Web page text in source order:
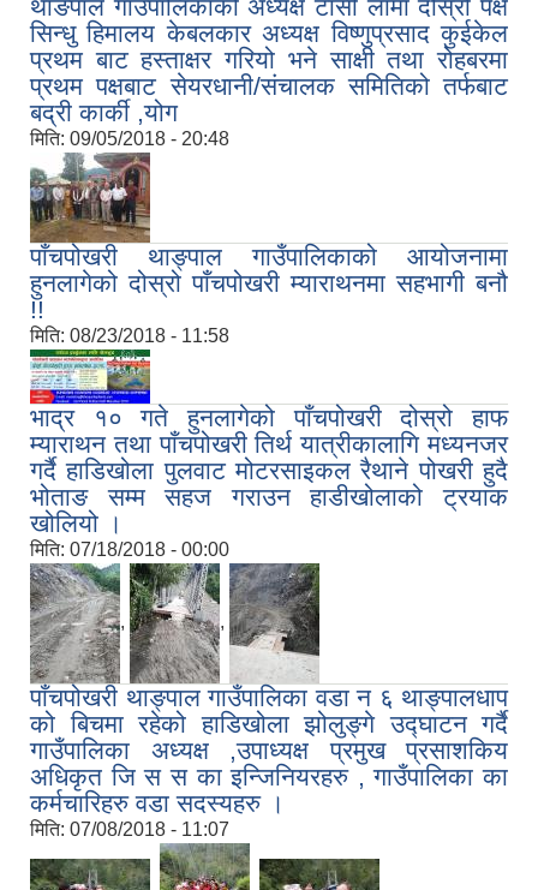
थाङपाल गाउपालिकाको अध्यक्ष टासी लामा दोस्रो पक्ष
सिन्धु हिमालय केबलकार अध्यक्ष विष्णुप्रसाद कुईकेल
प्रथम बाट हस्ताक्षर गरियो भने साक्षी तथा रोहबरमा
प्रथम पक्षबाट सेयरधानी/संचालक समितिको तर्फबाट
बद्री कार्की ,योग
मिति: 09/05/2018 - 20:48
पाँचपोखरी थाङ्पाल गाउँपालिकाको आयोजनामा
हुनलागेको दोस्रो पाँचपोखरी म्याराथनमा सहभागी बनौ
!!
मिति: 08/23/2018 - 11:58
भाद्र १० गते हुनलागेको पाँचपोखरी दोस्रो हाफ
म्याराथन तथा पाँचपोखरी तिर्थ यात्रीकालागि मध्यनजर
गर्दै हाडिखोला पुलवाट मोटरसाइकल रैथाने पोखरी हुदै
भोताङ सम्म सहज गराउन हाडीखोलाको ट्रयाक
खोलियो ।
मिति: 07/18/2018 - 00:00
, ,
पाँचपोखरी थाङ्पाल गाउँपालिका वडा न ६ थाङ्पालधाप
को बिचमा रहेको हाडिखोला झोलुङ्गे उद्घाटन गर्दै
गाउँपालिका अध्यक्ष ,उपाध्यक्ष प्रमुख प्रसाशकिय
अधिकृत जि स स का इन्जिनियरहरु , गाउँपालिका का
कर्मचारिहरु वडा सदस्यहरु ।
मिति: 07/08/2018 - 11:07